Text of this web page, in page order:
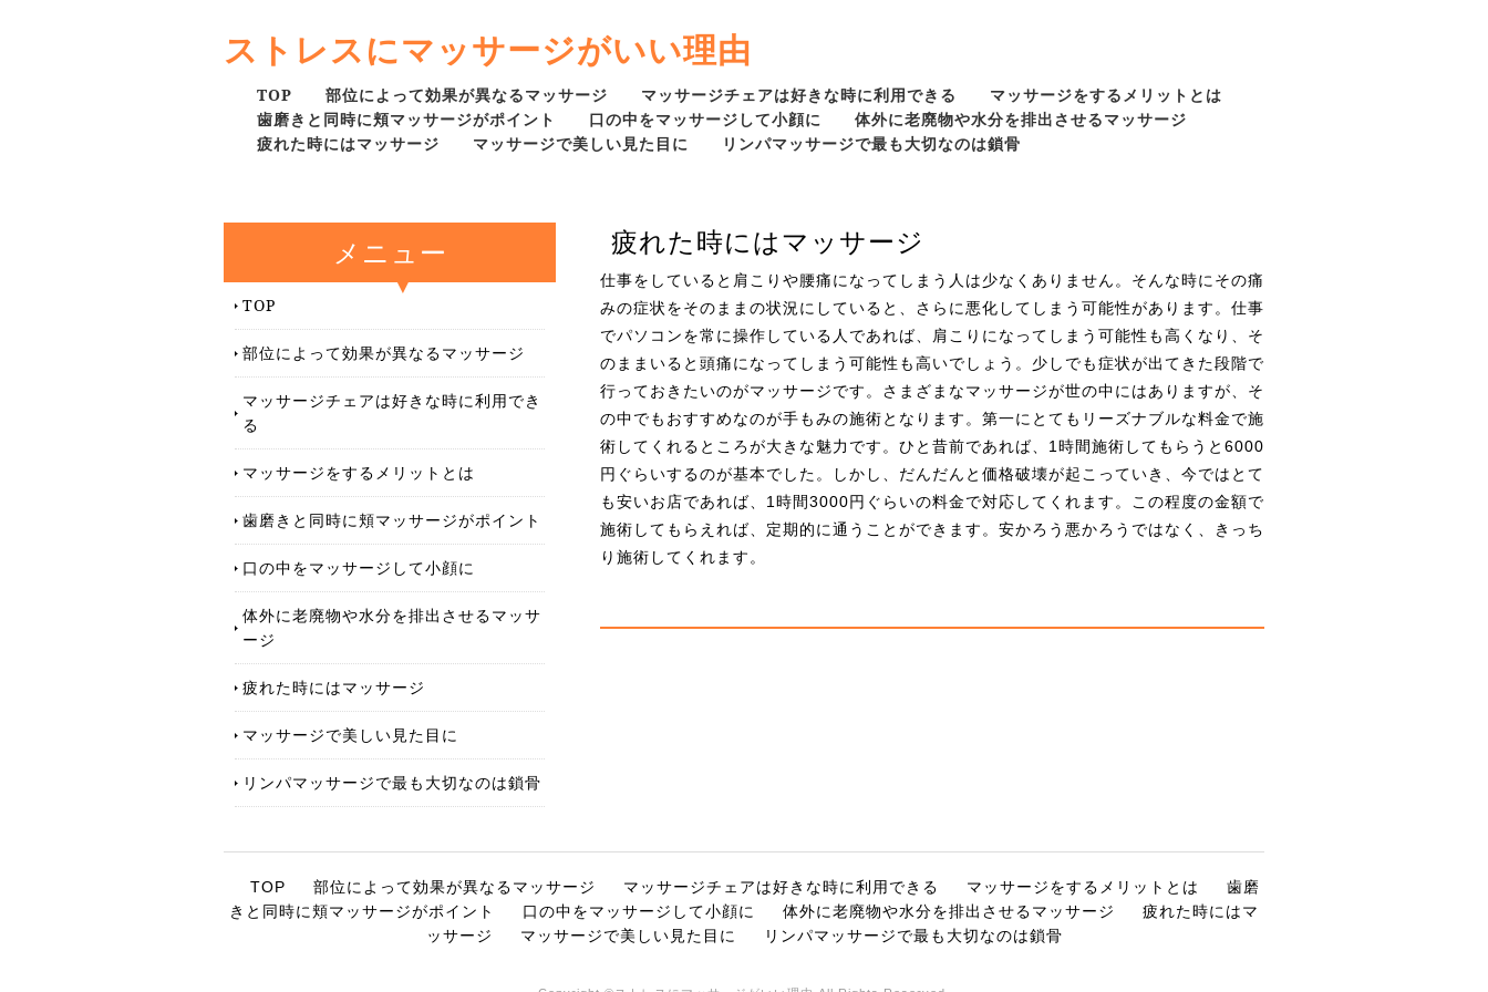
ストレスにマッサージがいい理由
TOP 部位によって効果が異なるマッサージ マッサージチェアは好きな時に利用できる
マッサージをするメリットとは
歯磨きと同時に頬マッサージがポイント
口の中をマッサージして小顔に
体外に老廃物や水分を排出させるマッサージ
疲れた時にはマッサージ
マッサージで美しい見た目に リンパマッサージで最も大切なのは鎖骨
メニュー
TOP
部位によって効果が異なるマッサージ
マッサージチェアは好きな時に利用でき
る
マッサージをするメリットとは
歯磨きと同時に頬マッサージがポイント
口の中をマッサージして小顔に
体外に老廃物や水分を排出させるマッサ
ージ
疲れた時にはマッサージ
マッサージで美しい見た目に
リンパマッサージで最も大切なのは鎖骨
疲れた時にはマッサージ
仕事をしていると肩こりや腰痛になってしまう人は少なくありません。そんな時にその痛
みの症状をそのままの状況にしていると、さらに悪化してしまう可能性があります。仕事
でパソコンを常に操作している人であれば、肩こりになってしまう可能性も高くなり、そ
のままいると頭痛になってしまう可能性も高いでしょう。少しでも症状が出てきた段階で
行っておきたいのがマッサージです。さまざまなマッサージが世の中にはありますが、そ
の中でもおすすめなのが手もみの施術となります。第一にとてもリーズナブルな料金で施
術してくれるところが大きな魅力です。ひと昔前であれば、1時間施術してもらうと6000
円ぐらいするのが基本でした。しかし、だんだんと価格破壊が起こっていき、今ではとて
も安いお店であれば、1時間3000円ぐらいの料金で対応してくれます。この程度の金額で
施術してもらえれば、定期的に通うことができます。安かろう悪かろうではなく、きっち
り施術してくれます。
TOP 部位によって効果が異なるマッサージ マッサージチェアは好きな時に利用できる マッサージをするメリットとは
歯磨
きと同時に頬マッサージがポイント
口の中をマッサージして小顔に 体外に老廃物や水分を排出させるマッサージ
疲れた時にはマ
ッサージ
マッサージで美しい見た目に リンパマッサージで最も大切なのは鎖骨